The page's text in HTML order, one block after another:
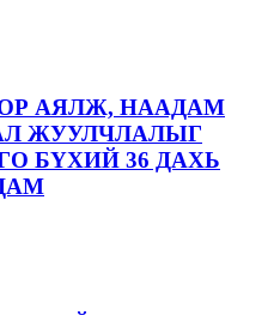
АЯЛЖ, НААДАМ
ЖУУЛЧЛАЛЫГ
БҮХИЙ 36 ДАХЬ